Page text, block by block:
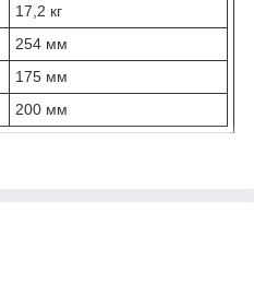
17,2 кг
254 мм
175 мм
200 мм